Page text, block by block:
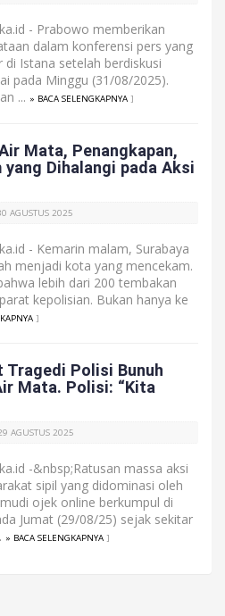
- Prabowo memberikan
dalam konferensi pers yang
di Istana setelah berdiskusi
pada Minggu (31/08/2025).
... » BACA SELENGKAPNYA ]
Mata, Penangkapan,
yang Dihalangi pada Aksi
AGUSTUS 2025
- Kemarin malam, Surabaya
menjadi kota yang mencekam.
lebih dari 200 tembakan
kepolisian. Bukan hanya ke
]
Polisi Bunuh
Mata. Polisi: “Kita
AGUSTUS 2025
-&nbsp;Ratusan massa aksi
sipil yang didominasi oleh
ojek online berkumpul di
Jumat (29/08/25) sejak sekitar
» BACA SELENGKAPNYA ]